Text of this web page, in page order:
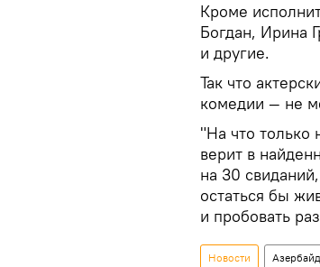
Кроме
Богдан, Ирина
и другие.
Так что
комедии — не
"На что только
верит в
на 30
остаться бы
и пробовать
Новости